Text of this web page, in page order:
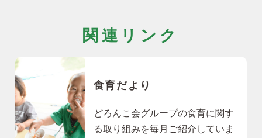
関連リンク
食育だより
どろんこ会グループの食育に関す
る取り組みを毎月ご紹介していま